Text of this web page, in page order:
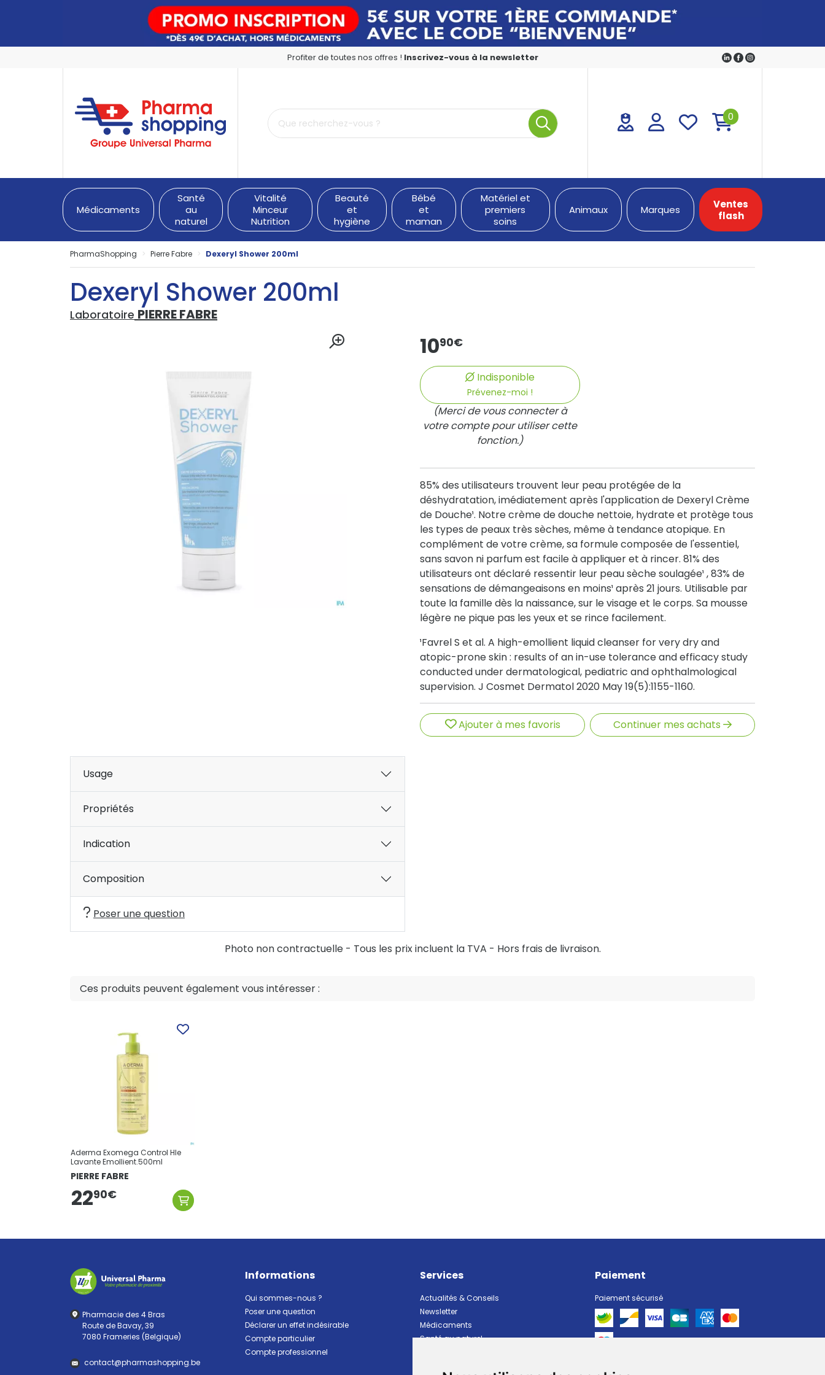
Profiter de toutes nos offres ! Inscrivez-vous à la newsletter
PharmaShopping Votre pharmacie en ligne à votre service
0
Médicaments
Santé
au
naturel
Vitalité
Minceur
Nutrition
Beauté
et
hygiène
Bébé
et
maman
Matériel et
premiers
soins
Animaux Marques
Ventes
flash
PharmaShopping Pierre Fabre Dexeryl Shower 200ml
Dexeryl Shower 200ml
Laboratoire PIERRE FABRE
1090€
Indisponible
Prévenez-moi !
(Merci de vous connecter à
votre compte pour utiliser cette
fonction.)
85% des utilisateurs trouvent leur peau protégée de la
déshydratation, imédiatement après l'application de Dexeryl Crème
de Douche¹. Notre crème de douche nettoie, hydrate et protège tous
les types de peaux très sèches, même à tendance atopique. En
complément de votre crème, sa formule composée de l'essentiel,
sans savon ni parfum est facile à appliquer et à rincer. 81% des
utilisateurs ont déclaré ressentir leur peau sèche soulagée¹ , 83% de
sensations de démangeaisons en moins¹ après 21 jours. Utilisable par
toute la famille dès la naissance, sur le visage et le corps. Sa mousse
légère ne pique pas les yeux et se rince facilement.
¹Favrel S et al. A high-emollient liquid cleanser for very dry and
atopic-prone skin : results of an in-use tolerance and efficacy study
conducted under dermatological, pediatric and ophthalmological
supervision. J Cosmet Dermatol 2020 May 19(5):1155-1160.
Ajouter à mes favoris Continuer mes achats
Usage
Propriétés
Indication
Composition
Poser une question
Photo non contractuelle - Tous les prix incluent la TVA - Hors frais de livraison.
Ces produits peuvent également vous intéresser :
Aderma Exomega Control Hle
Lavante Emollient.500ml
PIERRE FABRE
2290€
Pharmacie des 4 Bras
Route de Bavay, 39
7080 Frameries (Belgique)
contact@pharmashopping.be
Informations
Qui sommes-nous ?
Poser une question
Déclarer un effet indésirable
Compte particulier
Compte professionnel
Services
Actualités & Conseils
Newsletter
Médicaments
Santé au naturel
Paiement
Paiement sécurisé